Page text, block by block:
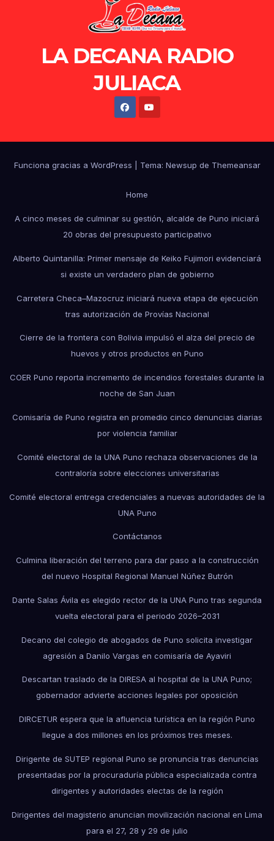
LA DECANA RADIO
JULIACA
Funciona gracias a WordPress Tema: Newsup de Themeansar
Home
A cinco meses de culminar su gestión, alcalde de Puno iniciará
20 obras del presupuesto participativo
Alberto Quintanilla: Primer mensaje de Keiko Fujimori evidenciará
si existe un verdadero plan de gobierno
Carretera Checa–Mazocruz iniciará nueva etapa de ejecución
tras autorización de Provías Nacional
Cierre de la frontera con Bolivia impulsó el alza del precio de
huevos y otros productos en Puno
COER Puno reporta incremento de incendios forestales durante la
noche de San Juan
Comisaría de Puno registra en promedio cinco denuncias diarias
por violencia familiar
Comité electoral de la UNA Puno rechaza observaciones de la
contraloría sobre elecciones universitarias
Comité electoral entrega credenciales a nuevas autoridades de la
UNA Puno
Contáctanos
Culmina liberación del terreno para dar paso a la construcción
del nuevo Hospital Regional Manuel Núñez Butrón
Dante Salas Ávila es elegido rector de la UNA Puno tras segunda
vuelta electoral para el periodo 2026–2031
Decano del colegio de abogados de Puno solicita investigar
agresión a Danilo Vargas en comisaría de Ayaviri
Descartan traslado de la DIRESA al hospital de la UNA Puno;
gobernador advierte acciones legales por oposición
DIRCETUR espera que la afluencia turística en la región Puno
llegue a dos millones en los próximos tres meses.
Dirigente de SUTEP regional Puno se pronuncia tras denuncias
presentadas por la procuraduría pública especializada contra
dirigentes y autoridades electas de la región
Dirigentes del magisterio anuncian movilización nacional en Lima
para el 27, 28 y 29 de julio